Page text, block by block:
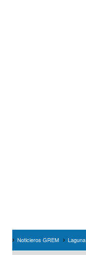
Noticieros GREM Laguna